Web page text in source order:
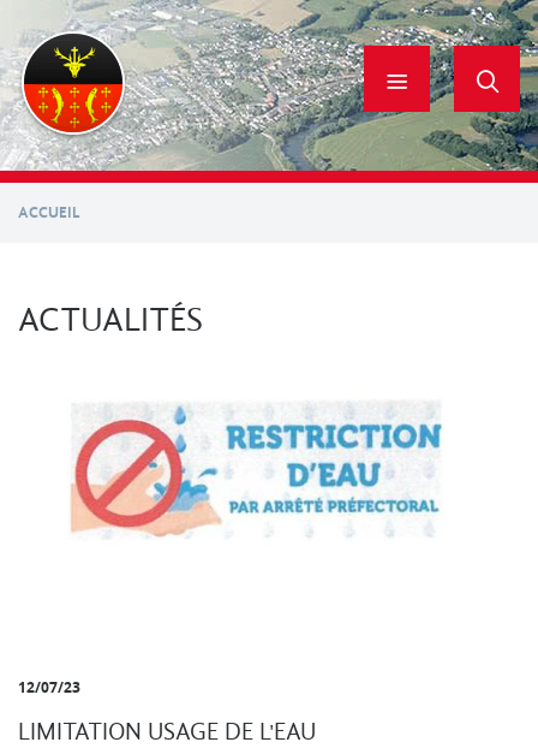
contenu
principal
ACCUEIL
ACTUALITÉS
12/07/23
LIMITATION USAGE DE L'EAU